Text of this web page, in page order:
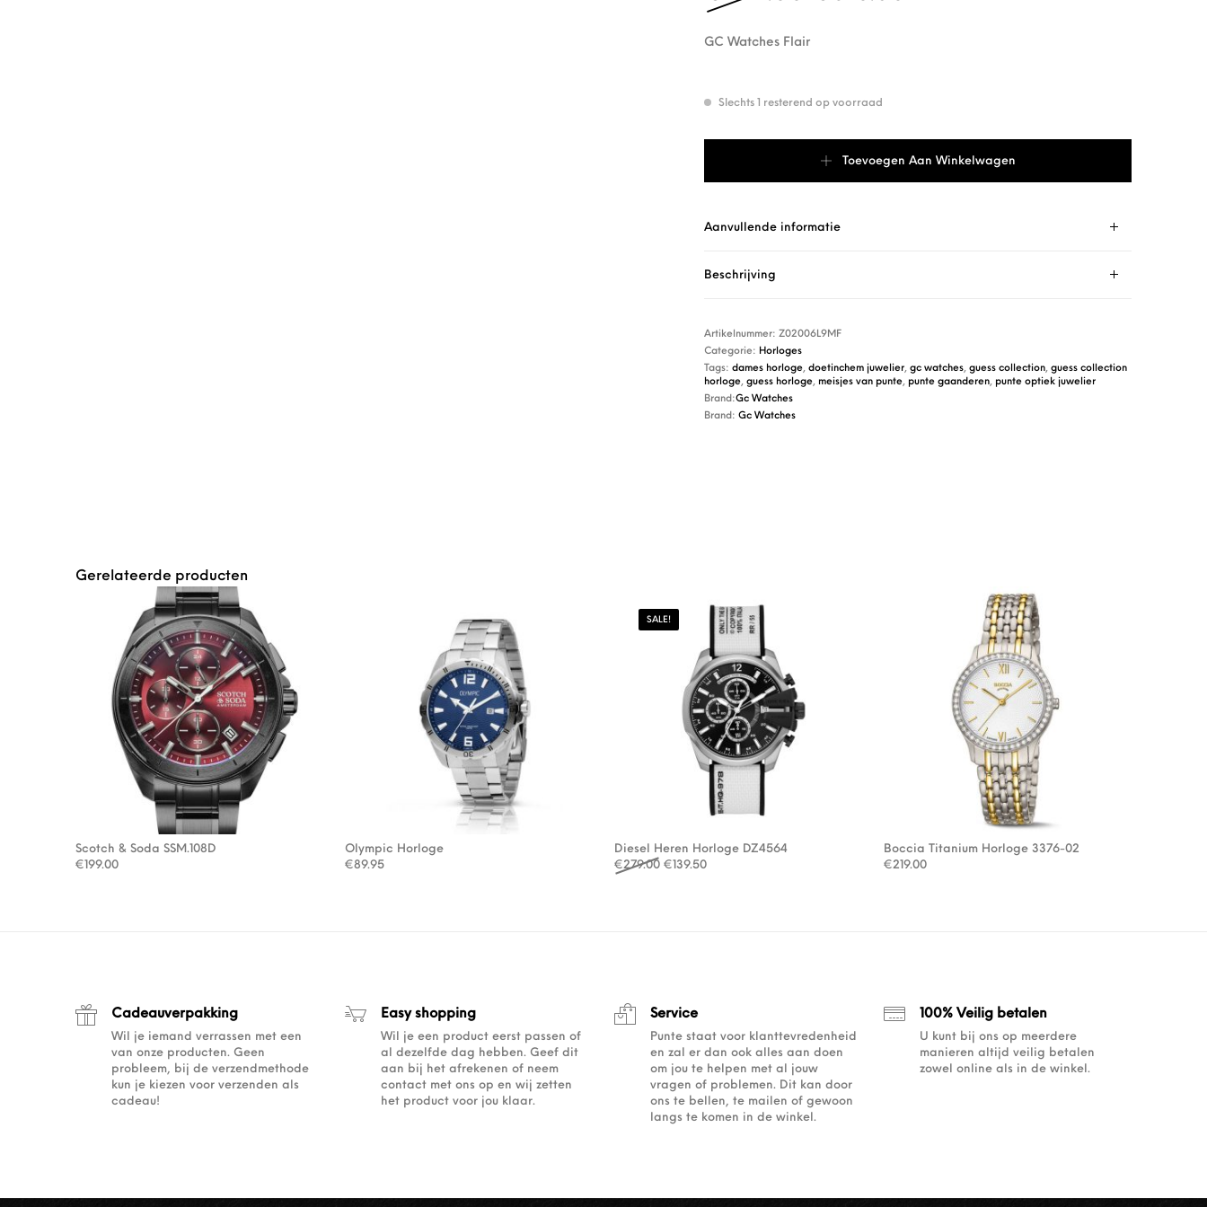
GC Watches Flair
Slechts 1 resterend op voorraad
Toevoegen Aan Winkelwagen
Aanvullende informatie
Beschrijving
Artikelnummer: Z02006L9MF
Categorie: Horloges
Tags: dames horloge, doetinchem juwelier, gc watches, guess collection, guess collection
horloge, guess horloge, meisjes van punte, punte gaanderen, punte optiek juwelier
Brand:Gc Watches
Brand: Gc Watches
Gerelateerde producten
Scotch & Soda SSM.108D
€199.00
Olympic Horloge
€89.95
SALE!
Diesel Heren Horloge DZ4564
€279.00 Oorspronkelijke prijs was: €279.00.
€139.50Huidige prijs is: €139.50.
Boccia Titanium Horloge 3376-02
€219.00
Cadeauverpakking
Wil je iemand verrassen met een
van onze producten. Geen
probleem, bij de verzendmethode
kun je kiezen voor verzenden als
cadeau!
Easy shopping
Wil je een product eerst passen of
al dezelfde dag hebben. Geef dit
aan bij het afrekenen of neem
contact met ons op en wij zetten
het product voor jou klaar.
Service
Punte staat voor klanttevredenheid
en zal er dan ook alles aan doen
om jou te helpen met al jouw
vragen of problemen. Dit kan door
ons te bellen, te mailen of gewoon
langs te komen in de winkel.
100% Veilig betalen
U kunt bij ons op meerdere
manieren altijd veilig betalen
zowel online als in de winkel.